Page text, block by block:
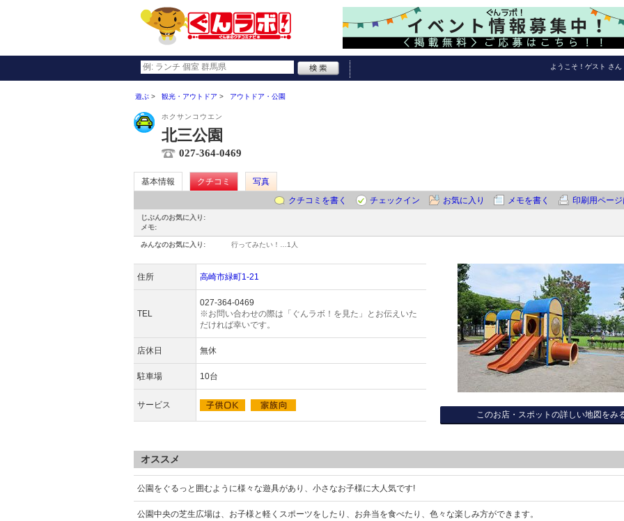
ようこそ！ ゲスト さん
遊ぶ 観光・アウトドア アウトドア・公園
ホクサンコウエン
北三公園
027-364-0469
基本情報 クチコミ
写真
クチコミを書く
チェックイン お気に入り メモを書く 印刷用ペー
じぶんのお気に入り:
メモ:
みんなのお気に入り: 行ってみたい！… 1人
住所 高崎市緑町1-21
TEL
027-364-0469
※お問い合わせの際は「ぐんラボ！を見た」とお伝えいた
だければ幸いです。
店休日 無休
駐車場 10台
サービス
このお店・スポットの詳しい地図をみ
オススメ
公園をぐるっと囲むように様々な遊具があり、小さなお子様に大人気です!
公園中央の芝生広場は、お子様と軽くスポーツをしたり、お弁当を食べたり、色々な楽しみ方ができます。